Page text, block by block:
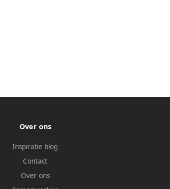
Over ons
Inspiratie blog
Contact
Over ons